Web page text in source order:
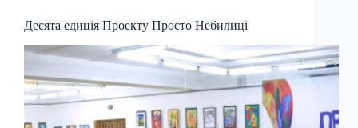
Десята едиція Проекту Просто Небилиці